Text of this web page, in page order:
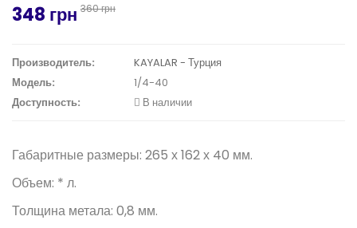
348 грн 360 грн
Производитель:
KAYALAR - Турция
Модель:
1/4-40
Доступность:
В наличии
Габаритные размеры: 265 х 162 х 40 мм.
Объем: * л.
Толщина метала: 0,8 мм.